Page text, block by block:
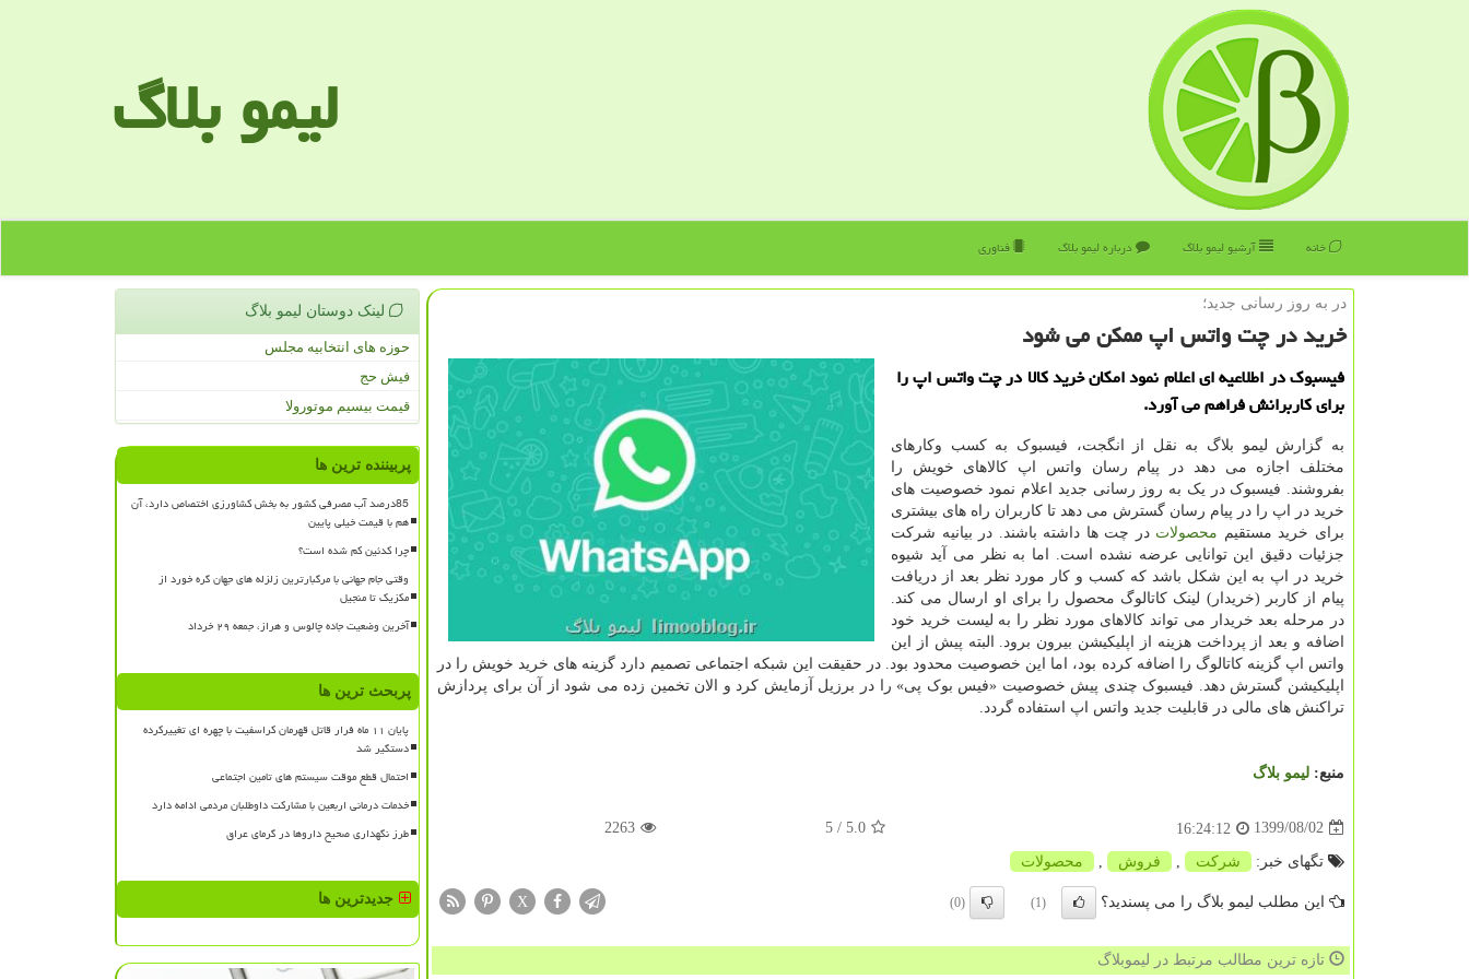
لیمو بلاگ
خانه آرشیو لیمو بلاگ درباره لیمو بلاگ فناوری
در به روز رسانی جدید؛
خرید در چت واتس اپ ممكن می شود
فیسبوك در اطلاعیه ای اعلام نمود امكان خرید كالا در چت واتس اپ را
برای كاربرانش فراهم می آورد.
به گزارش لیمو بلاگ به نقل از انگجت، فیسبوک به کسب وکارهای
مختلف اجازه می دهد در پیام رسان واتس اپ کالاهای خویش را
بفروشند. فیسبوک در یک به روز رسانی جدید اعلام نمود خصوصیت های
خرید در اپ را در پیام رسان گسترش می دهد تا کاربران راه های بیشتری
برای خرید مستقیم محصولات در چت ها داشته باشند. در بیانیه شرکت
جزئیات دقیق این توانایی عرضه نشده است. اما به نظر می آید شیوه
خرید در اپ به این شکل باشد که کسب و کار مورد نظر بعد از دریافت
پیام از کاربر (خریدار) لینک کاتالوگ محصول را برای او ارسال می کند.
در مرحله بعد خریدار می تواند کالاهای مورد نظر را به لیست خرید خود
اضافه و بعد از پرداخت هزینه از اپلیکیشن بیرون برود. البته پیش از این
واتس اپ گزینه کاتالوگ را اضافه کرده بود، اما این خصوصیت محدود بود. در حقیقت این شبکه اجتماعی تصمیم دارد گزینه های خرید خویش را در
اپلیکیشن گسترش دهد. فیسبوک چندی پیش خصوصیت «فیس بوک پی» را در برزیل آزمایش کرد و الان تخمین زده می شود از آن برای پردازش
تراکنش های مالی در قابلیت جدید واتس اپ استفاده گردد.
منبع: لیمو بلاگ
1399/08/02
16:24:12
5.0
/ 5
2263
تگهای خبر: شركت فروش محصولات
این مطلب لیمو بلاگ را می پسندید؟ (1)
(0)
X
تازه ترین مطالب مرتبط در لیموبلاگ
لینک دوستان لیمو بلاگ
حوزه های انتخابیه مجلس
فیش حج
قیمت بیسیم موتورولا
پربیننده ترین ها
85درصد آب مصرفی کشور به بخش کشاورزی اختصاص دارد، آن
هم با قیمت خیلی پایین
چرا کدئین کم شده است؟
وقتی جام جهانی با مرگبارترین زلزله های جهان گره خورد از
مکزیک تا منجیل
آخرین وضعیت جاده چالوس و هراز، جمعه ۲۹ خرداد
پربحث ترین ها
پایان ۱۱ ماه فرار قاتل قهرمان کراسفیت با چهره ای تغییرکرده
دستگیر شد
احتمال قطع موقت سیستم های تامین اجتماعی
خدمات درمانی اربعین با مشارکت داوطلبان مردمی ادامه دارد
طرز نگهداری صحیح داروها در گرمای عراق
جدیدترین ها